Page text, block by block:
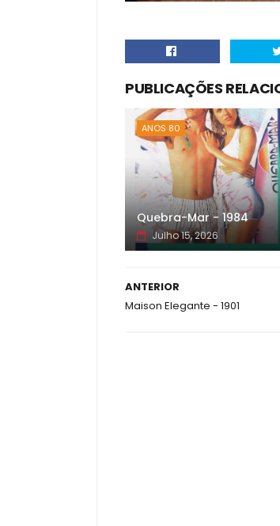
PUBLICAÇÕES
ANOS 80
Quebra-Mar - 1984
Julho 15, 2026
ANTERIOR
Maison Elegante - 1901